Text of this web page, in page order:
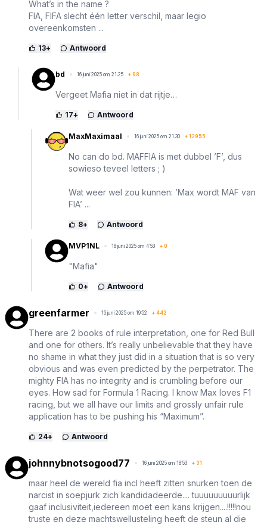
What’s in the name ?
FIA, FIFA slecht één letter verschil, maar legio
overeenkomsten ...
13+ Antwoord
bd 16 juni 2025 om 21:25 + 98
Vergeet Mafia niet in dat rijtje…
17+ Antwoord
MaxMaximaal 16 juni 2025 om 21:30 + 13955
No can do bd. MAFFIA is met dubbel ’F’, dus
sowieso teveel letters ; )
Wat weer wel zou kunnen: ’Max wordt MAF van
FIA’ ...
8+ Antwoord
MVP1NL 18 juni 2025 om 4:53 + 0
"Mafia"
0+ Antwoord
greenfarmer 16 juni 2025 om 19:52 + 442
There are 2 books of rule interpretation, one for Red Bull
and one for others. It’s really unbelievable that they have
no shame in what they just did in a situation that is so very
obvious and was even predicted by the perpetrator. The
mighty FIA has no integrity and is crumbling before our
eyes. How sad for Formula 1 Racing. I know Max loves F1
racing, but we all have our limits and grossly unfair rule
application has to be pushing his “Maximum”.
24+ Antwoord
johnnybnotsogood77 16 juni 2025 om 18:53 + 31
maar heel de wereld fia incl heeft zitten snurken toen de
narcist in soepjurk zich kandidadeerde.... tuuuuuuuuurlijk
gaaf inclusiviteit,iedereen moet een kans krijgen....!!!!!nou
truste en deze machtswellusteling heeft de steun al die